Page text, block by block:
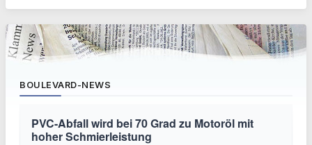
BOULEVARD-NEWS
PVC-Abfall wird bei 70 Grad zu Motoröl mit
hoher Schmierleistung